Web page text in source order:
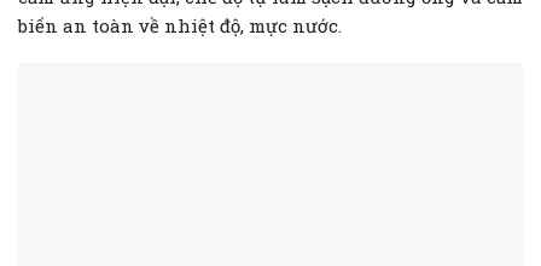
biến an toàn về nhiệt độ, mực nước.